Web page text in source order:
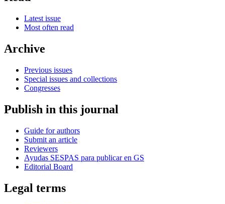
Latest issue
Most often read
Archive
Previous issues
Special issues and collections
Congresses
Publish in this journal
Guide for authors
Submit an article
Reviewers
Ayudas SESPAS para publicar en GS
Editorial Board
Legal terms